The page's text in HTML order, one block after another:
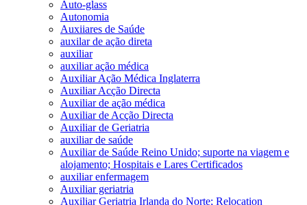
Auto-glass
Autonomia
Auxiiares de Saúde
auxilar de ação direta
auxiliar
auxiliar ação médica
Auxiliar Ação Médica Inglaterra
Auxiliar Acção Directa
Auxiliar de ação médica
Auxiliar de Acção Directa
Auxiliar de Geriatria
auxiliar de saúde
Auxiliar de Saúde Reino Unido; suporte na viagem e
alojamento; Hospitais e Lares Certificados
auxiliar enfermagem
Auxiliar geriatria
Auxiliar Geriatria Irlanda do Norte; Relocation